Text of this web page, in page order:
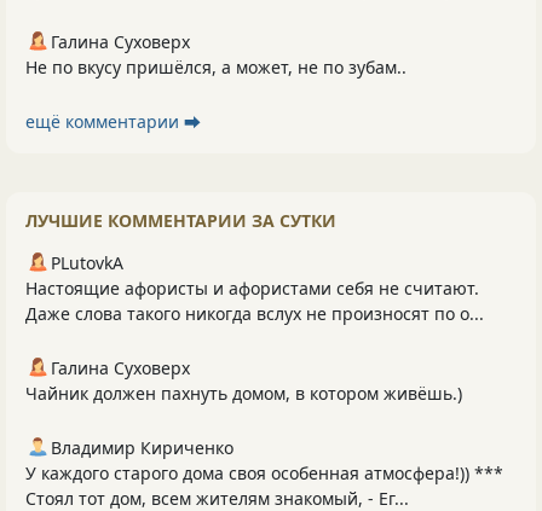
Галина Суховерх
Не по вкусу пришёлся, а может, не по зубам..
ещё комментарии ⮕
ЛУЧШИЕ КОММЕНТАРИИ ЗА СУТКИ
PLutоvkА
Настоящие афористы и афористами себя не считают.
Даже слова такого никогда вслух не произносят по о...
Галина Суховерх
Чайник должен пахнуть домом, в котором живёшь.)
Владимир Кириченко
У каждого старого дома своя особенная атмосфера!)) ***
Стоял тот дом, всем жителям знакомый, - Ег...